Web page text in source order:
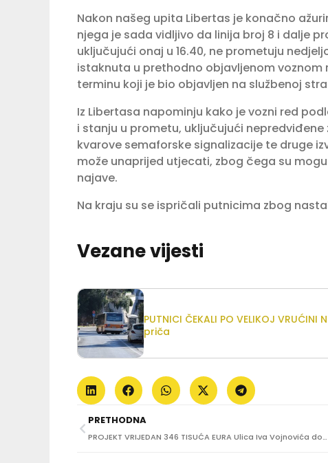
Nakon našeg upita Libertas je konačno
njega je sada vidljivo da linija broj 8 i dalje
uključujući onaj u 16.40, ne prometuju
istaknuta u prethodno objavljenom
terminu koji je bio objavljen na službenoj
Iz Libertasa napominju kako je vozni red
i stanju u prometu, uključujući
kvarove semaforske signalizacije te druge
može unaprijed utjecati, zbog čega su
najave.
Na kraju su se ispričali putnicima zbog
Vezane vijesti
PUTNICI ČEKALI PO VELIKOJ
priča
PRETHODNA
PROJEKT VRIJEDAN 346 TISUĆA EURA Ulica Iva Vojnovića dobiva 62 nova stabla